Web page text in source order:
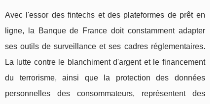
Avec l'essor des fintechs et des plateformes de prêt en
ligne, la Banque de France doit constamment adapter
ses outils de surveillance et ses cadres réglementaires.
La lutte contre le blanchiment d'argent et le financement
du terrorisme, ainsi que la protection des données
personnelles des consommateurs, représentent des